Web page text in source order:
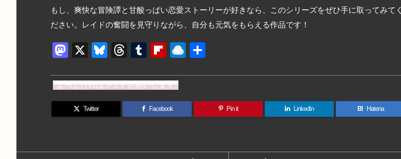
もし、爽快な冒険譚と甘酸っぱい恋愛ストーリーが好きなら、このシリーズをぜひ手に取ってみてく
ださい。レイドの奮闘を見守りながら、自分も元気をもらえる作品です！
M
st
o
d
X
Bl
e
s
k
T
e
a
d
T
m
bl
r
Fl
b
o
ar
R
n
dr
o
よろしければシェアお願いします
Twitter Facebook Pin it LinkedIn B! Hatena